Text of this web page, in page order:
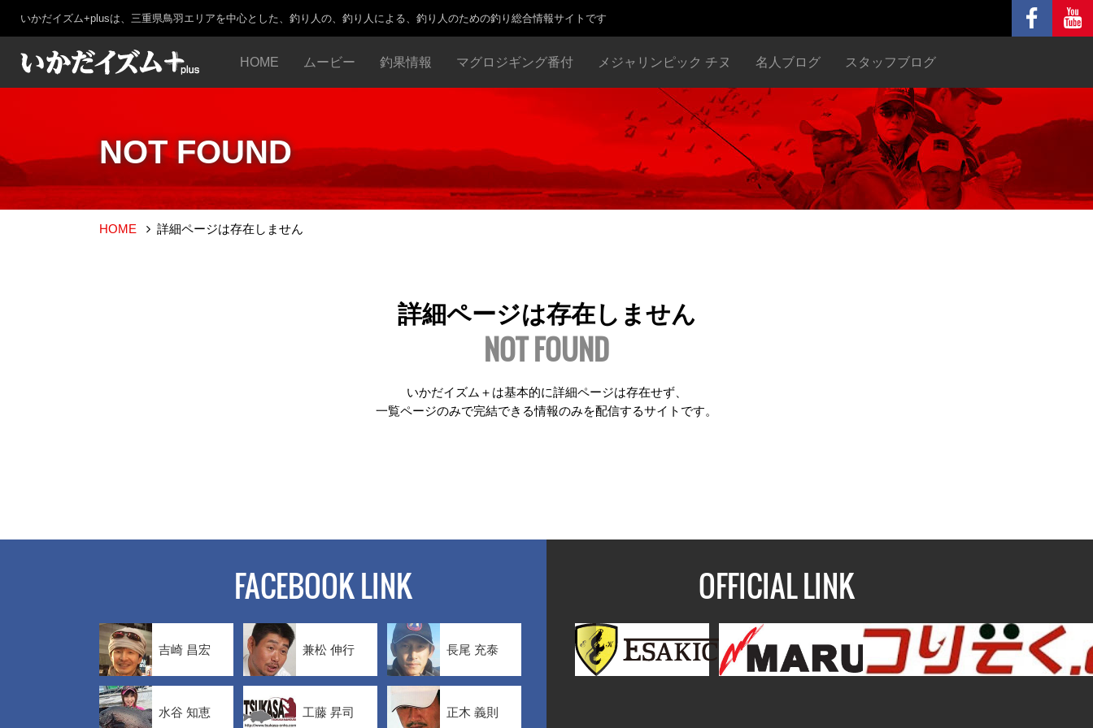
いかだイズム+plusは、三重県鳥羽エリアを中心とした、釣り人の、釣り人による、釣り人のための釣り総合情報サイトです
HOME ムービー 釣果情報 マグロジギング番付 メジャリンピック チヌ 名人ブログ スタッフブログ
NOT FOUND
HOME 詳細ページは存在しません
詳細ページは存在しません
NOT FOUND
いかだイズム＋は基本的に詳細ページは存在せず、
一覧ページのみで完結できる情報のみを配信するサイトです。
FACEBOOK LINK
吉崎 昌宏 兼松 伸行 長尾 充泰
水谷 知恵 工藤 昇司 正木 義則
OFFICIAL LINK